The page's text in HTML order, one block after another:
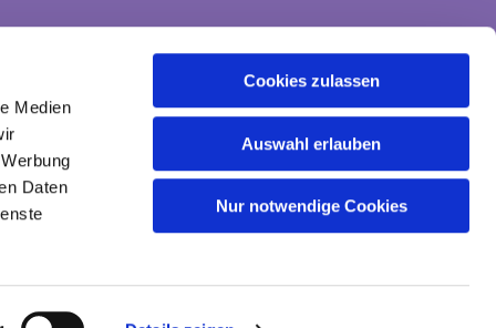
Medien
Daten
Cookies zulassen
Auswahl erlauben
Nur notwendige Cookies